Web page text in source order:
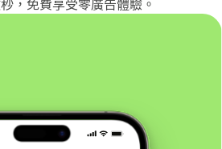
，免費享受零廣告體驗。